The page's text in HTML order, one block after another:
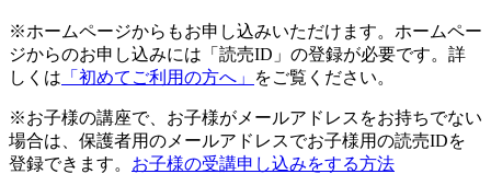
※ホームページからもお申し込みいただけます。ホームペー
ジからのお申し込みには「読売ID」の登録が必要です。詳
しくは 「初めてご利用の方へ」 をご覧ください。
※お子様の講座で、お子様がメールアドレスをお持ちでない
場合は、保護者用のメールアドレスでお子様用の読売IDを
登録できます。 お子様の受講申し込みをする方法